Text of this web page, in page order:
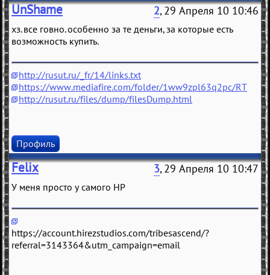
UnShame 2, 29 Апреля 10 10:46
хз. все говно. особенно за те деньги, за которые есть
возможность купить.
http://rusut.ru/_fr/14/links.txt
https://www.mediafire.com/folder/1ww9zpl63q2pc/RT
http://rusut.ru/files/dump/filesDump.html
Профиль
Felix 3, 29 Апреля 10 10:47
У меня просто у самого HP
https://account.hirezstudios.com/tribesascend/?
referral=3143364&utm_campaign=email